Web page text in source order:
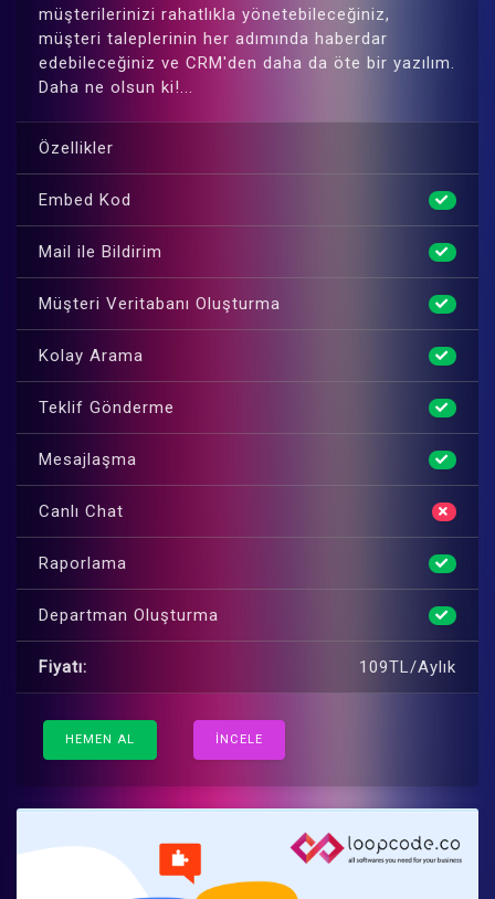
müşterilerinizi rahatlıkla yönetebileceğiniz,
müşteri taleplerinin her adımında haberdar
edebileceğiniz ve CRM'den daha da öte bir yazılım.
Daha ne olsun ki!...
Özellikler
Embed Kod
Mail ile Bildirim
Müşteri Veritabanı Oluşturma
Kolay Arama
Teklif Gönderme
Mesajlaşma
Canlı Chat
Raporlama
Departman Oluşturma
Fiyatı: 109TL/Aylık
HEMEN AL İNCELE